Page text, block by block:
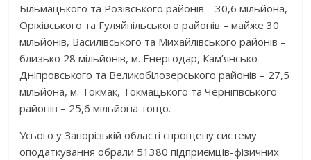
Більмацького та Розівського районів – 30,6 мільйона,
Оріхівського та Гуляйпільського районів – майже 30
мільйонів, Василівського та Михайлівського районів –
близько 28 мільйонів, м. Енергодар, Кам’янсько-
Дніпровського та Великобілозерського районів – 27,5
мільйона, м. Токмак, Токмацького та Чернігівського
районів – 25,6 мільйона тощо.
Усього у Запорізькій області спрощену систему
оподаткування обрали 51380 підприємців-фізичних